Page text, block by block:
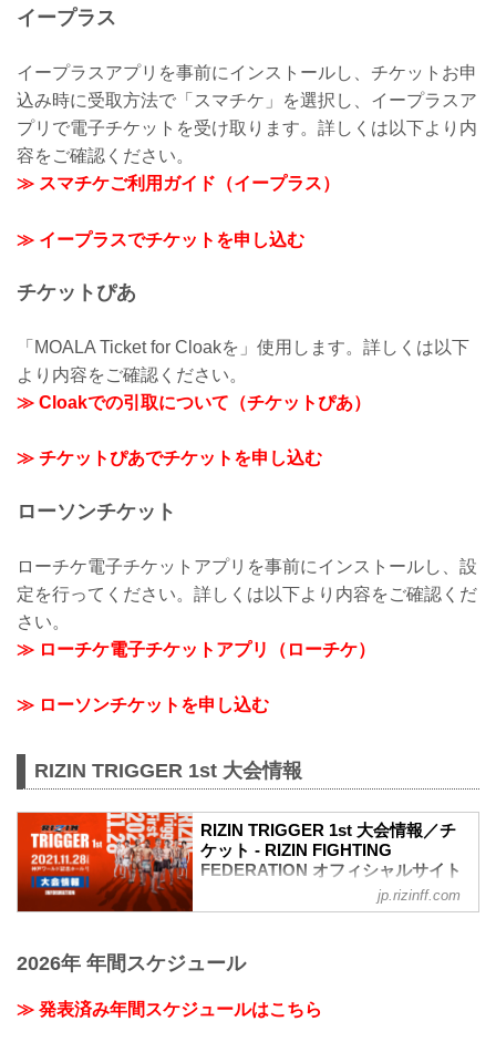
イープラス
イープラスアプリを事前にインストールし、チケットお申
込み時に受取方法で「スマチケ」を選択し、イープラスア
プリで電子チケットを受け取ります。詳しくは以下より内
容をご確認ください。
≫ スマチケご利用ガイド（イープラス）
≫ イープラスでチケットを申し込む
チケットぴあ
「MOALA Ticket for Cloakを」使用します。詳しくは以下
より内容をご確認ください。
≫ Cloakでの引取について（チケットぴあ）
≫ チケットぴあでチケットを申し込む
ローソンチケット
ローチケ電子チケットアプリを事前にインストールし、設
定を行ってください。詳しくは以下より内容をご確認くだ
さい。
≫ ローチケ電子チケットアプリ（ローチケ）
≫ ローソンチケットを申し込む
RIZIN TRIGGER 1st 大会情報
RIZIN TRIGGER 1st 大会情報／チ
ケット - RIZIN FIGHTING
FEDERATION オフィシャルサイト
ここから何かが始まる、新しいスターが
「RIZIN TRIGGER」。
jp.rizinff.com
2026年 年間スケジュール
≫ 発表済み年間スケジュールはこちら